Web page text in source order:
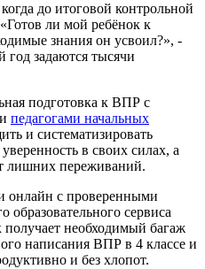
до итоговой контрольной
ли мой ребёнок к
знания он усвоил?», -
задаются тысячи
подготовка к ВПР с
педагогами начальных
и систематизировать
в своих силах, а
лишних переживаний.
онлайн с проверенными
образовательного сервиса
необходимый багаж
написания ВПР в 4 классе и
и без хлопот.